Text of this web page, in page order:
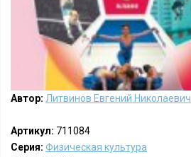
Автор: Литвинов Евгений Николаевич
Артикул: 711084
Серия: Физическая культура